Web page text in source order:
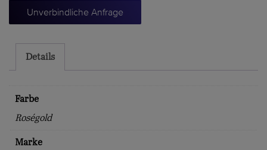
Dot
Unverbindliche Anfrage
Details
Farbe
Roségold
Marke